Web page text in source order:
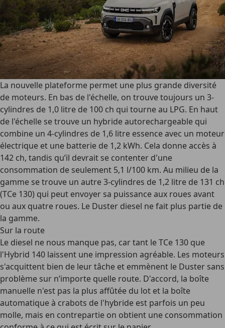
La nouvelle plateforme permet une plus grande diversité
de moteurs. En bas de l'échelle, on trouve toujours un 3-
cylindres de 1,0 litre de 100 ch qui tourne au LPG. En haut
de l'échelle se trouve un hybride autorechargeable qui
combine un 4-cylindres de 1,6 litre essence avec un moteur
électrique et une batterie de 1,2 kWh. Cela donne accès à
142 ch, tandis qu’il devrait se contenter d'une
consommation de seulement 5,1 l/100 km. Au milieu de la
gamme se trouve un autre 3-cylindres de 1,2 litre de 131 ch
(TCe 130) qui peut envoyer sa puissance aux roues avant
ou aux quatre roues. Le Duster diesel ne fait plus partie de
la gamme.
Sur la route
Le diesel ne nous manque pas, car tant le TCe 130 que
l'Hybrid 140 laissent une impression agréable. Les moteurs
s'acquittent bien de leur tâche et emmènent le Duster sans
problème sur n’importe quelle route. D'accord, la boîte
manuelle n'est pas la plus affûtée du lot et la boîte
automatique à crabots de l'hybride est parfois un peu
molle, mais en contrepartie on obtient une consommation